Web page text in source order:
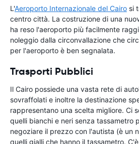
L'Aeroporto Internazionale del Cairo si
centro città. La costruzione di una
ha reso l'aeroporto più facilmente
noleggio dalla circonvallazione che
per l'aeroporto è ben segnalata.
Trasporti Pubblici
Il Cairo possiede una vasta rete di
sovraffolati e inoltre la destinazione
rappresentano una scelta migliore. Ci
quelli bianchi e neri senza tassametro
negoziare il prezzo con l'autista (è un
quelli gialli che hanno il tassametro.